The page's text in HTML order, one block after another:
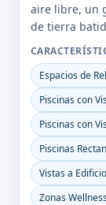
aire libre, un
de tierra
Espacios de
Piscinas con
Piscinas con
Piscinas
Vistas a
Zonas